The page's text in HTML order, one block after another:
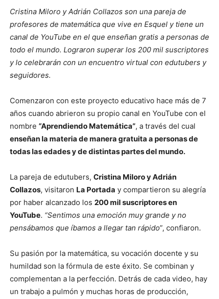
Cristina Miloro y Adrián Collazos son una pareja de
profesores de matemática que vive en Esquel y tiene un
canal de YouTube en el que enseñan gratis a personas de
todo el mundo. Lograron superar los 200 mil suscriptores
y lo celebrarán con un encuentro virtual con edutubers y
seguidores.
Comenzaron con este proyecto educativo hace más de 7
años cuando abrieron su propio canal en YouTube con el
nombre “Aprendiendo Matemática”, a través del cual
enseñan la materia de manera gratuita a personas de
todas las edades y de distintas partes del mundo.
La pareja de edutubers, Cristina Miloro y Adrián
Collazos, visitaron La Portada y compartieron su alegría
por haber alcanzado los 200 mil suscriptores en
YouTube. “Sentimos una emoción muy grande y no
pensábamos que íbamos a llegar tan rápido”, confiaron.
Su pasión por la matemática, su vocación docente y su
humildad son la fórmula de este éxito. Se combinan y
complementan a la perfección. Detrás de cada video, hay
un trabajo a pulmón y muchas horas de producción,